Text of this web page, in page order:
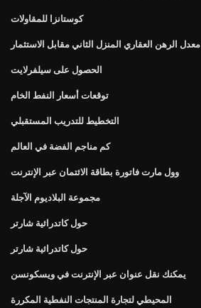
كوستانزا للمقاولات
معدل الرهن العقاري المنزل الثاني مقابل الاستثمار
الحصول على سيلفرلايت
توقعات أسعار النفط الخام
التخطيط للتدريب المستقبلي
كم مناجم الفضة في العالم
وول مارت فاتورة بطاقة الائتمان عبر الإنترنت
مجموعة البلاديوم الآجلة
حول كاتدرائية شارتر
حول كاتدرائية شارتر
يمكنك نقل عنوان عبر الإنترنت في ويسكونسن
المحيطي لتجارة المنتجات النفطية المكررة